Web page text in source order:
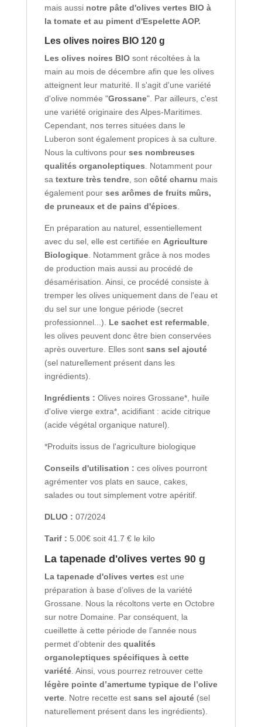
mais aussi notre pâte d'olives vertes BIO à
la tomate et au piment d'Espelette AOP.
Les olives noires BIO 120 g
Les olives noires BIOsont récoltées à la
main au mois de décembre afin que les olives
atteignent leur maturité. Il s'agit d'une variété
d'olive nommée "Grossane". Par ailleurs, c'est
une variété originaire des Alpes-Maritimes.
Cependant, nos terres situées dans le
Luberon sont également propices à sa culture.
Nous la cultivons pourses nombreuses
qualités organoleptiques. Notamment pour
sa texture très tendre, son côté charnu mais
également pour ses arômes de fruits mûrs,
de pruneaux et de pains d'épices.
En préparation au naturel, essentiellement
avec du sel, elle est certifiée en Agriculture
Biologique. Notamment grâce à nos modes
de production mais aussi au procédé de
désamérisation. Ainsi, ce procédé consiste à
tremper les olives uniquement dans de l'eau et
du sel sur une longue période (secret
professionnel...). Le sachet est refermable,
les olives peuvent donc être bien conservées
après ouverture. Elles sont sans sel ajouté
(sel naturellement présent dans les
ingrédients).
Ingrédients : Olives noires Grossane*, huile
d'olive vierge extra*, acidifiant : acide citrique
(acide végétal organique naturel).
*Produits issus de l'agriculture biologique
Conseils d'utilisation : ces olives pourront
agrémenter vos plats en sauce, cakes,
salades ou tout simplement votre apéritif.
DLUO : 07/2024
Tarif : 5.00€ soit 41.7 € le kilo
La tapenade d'olives vertes 90 g
La tapenade d'olives vertes est une
préparation à base d’olives de la variété
Grossane. Nous la récoltons verte en Octobre
sur notre Domaine. Par conséquent, la
cueillette à cette période de l’année nous
permet d’obtenir des qualités
organoleptiques spécifiques à cette
variété. Ainsi, vous pourrez retrouver cette
légère pointe d’amertume typique de l’olive
verte. Notre recette est sans sel ajouté(sel
naturellement présent dans les ingrédients).